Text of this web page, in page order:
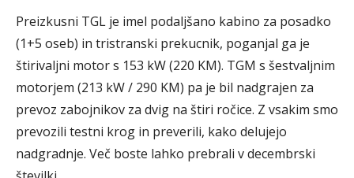
Preizkusni TGL je imel podaljšano kabino za posadko
(1+5 oseb) in tristranski prekucnik, poganjal ga je
štirivaljni motor s 153 kW (220 KM). TGM s šestvaljnim
motorjem (213 kW / 290 KM) pa je bil nadgrajen za
prevoz zabojnikov za dvig na štiri ročice. Z vsakim smo
prevozili testni krog in preverili, kako delujejo
nadgradnje. Več boste lahko prebrali v decembrski